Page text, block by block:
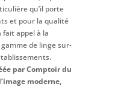
qu’il porte
et pour la qualité
appel à la
de linge sur-
par Comptoir du
moderne,